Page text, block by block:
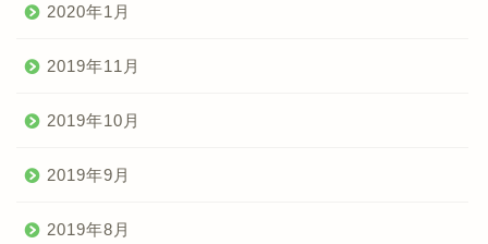
2020年1月
2019年11月
2019年10月
2019年9月
2019年8月